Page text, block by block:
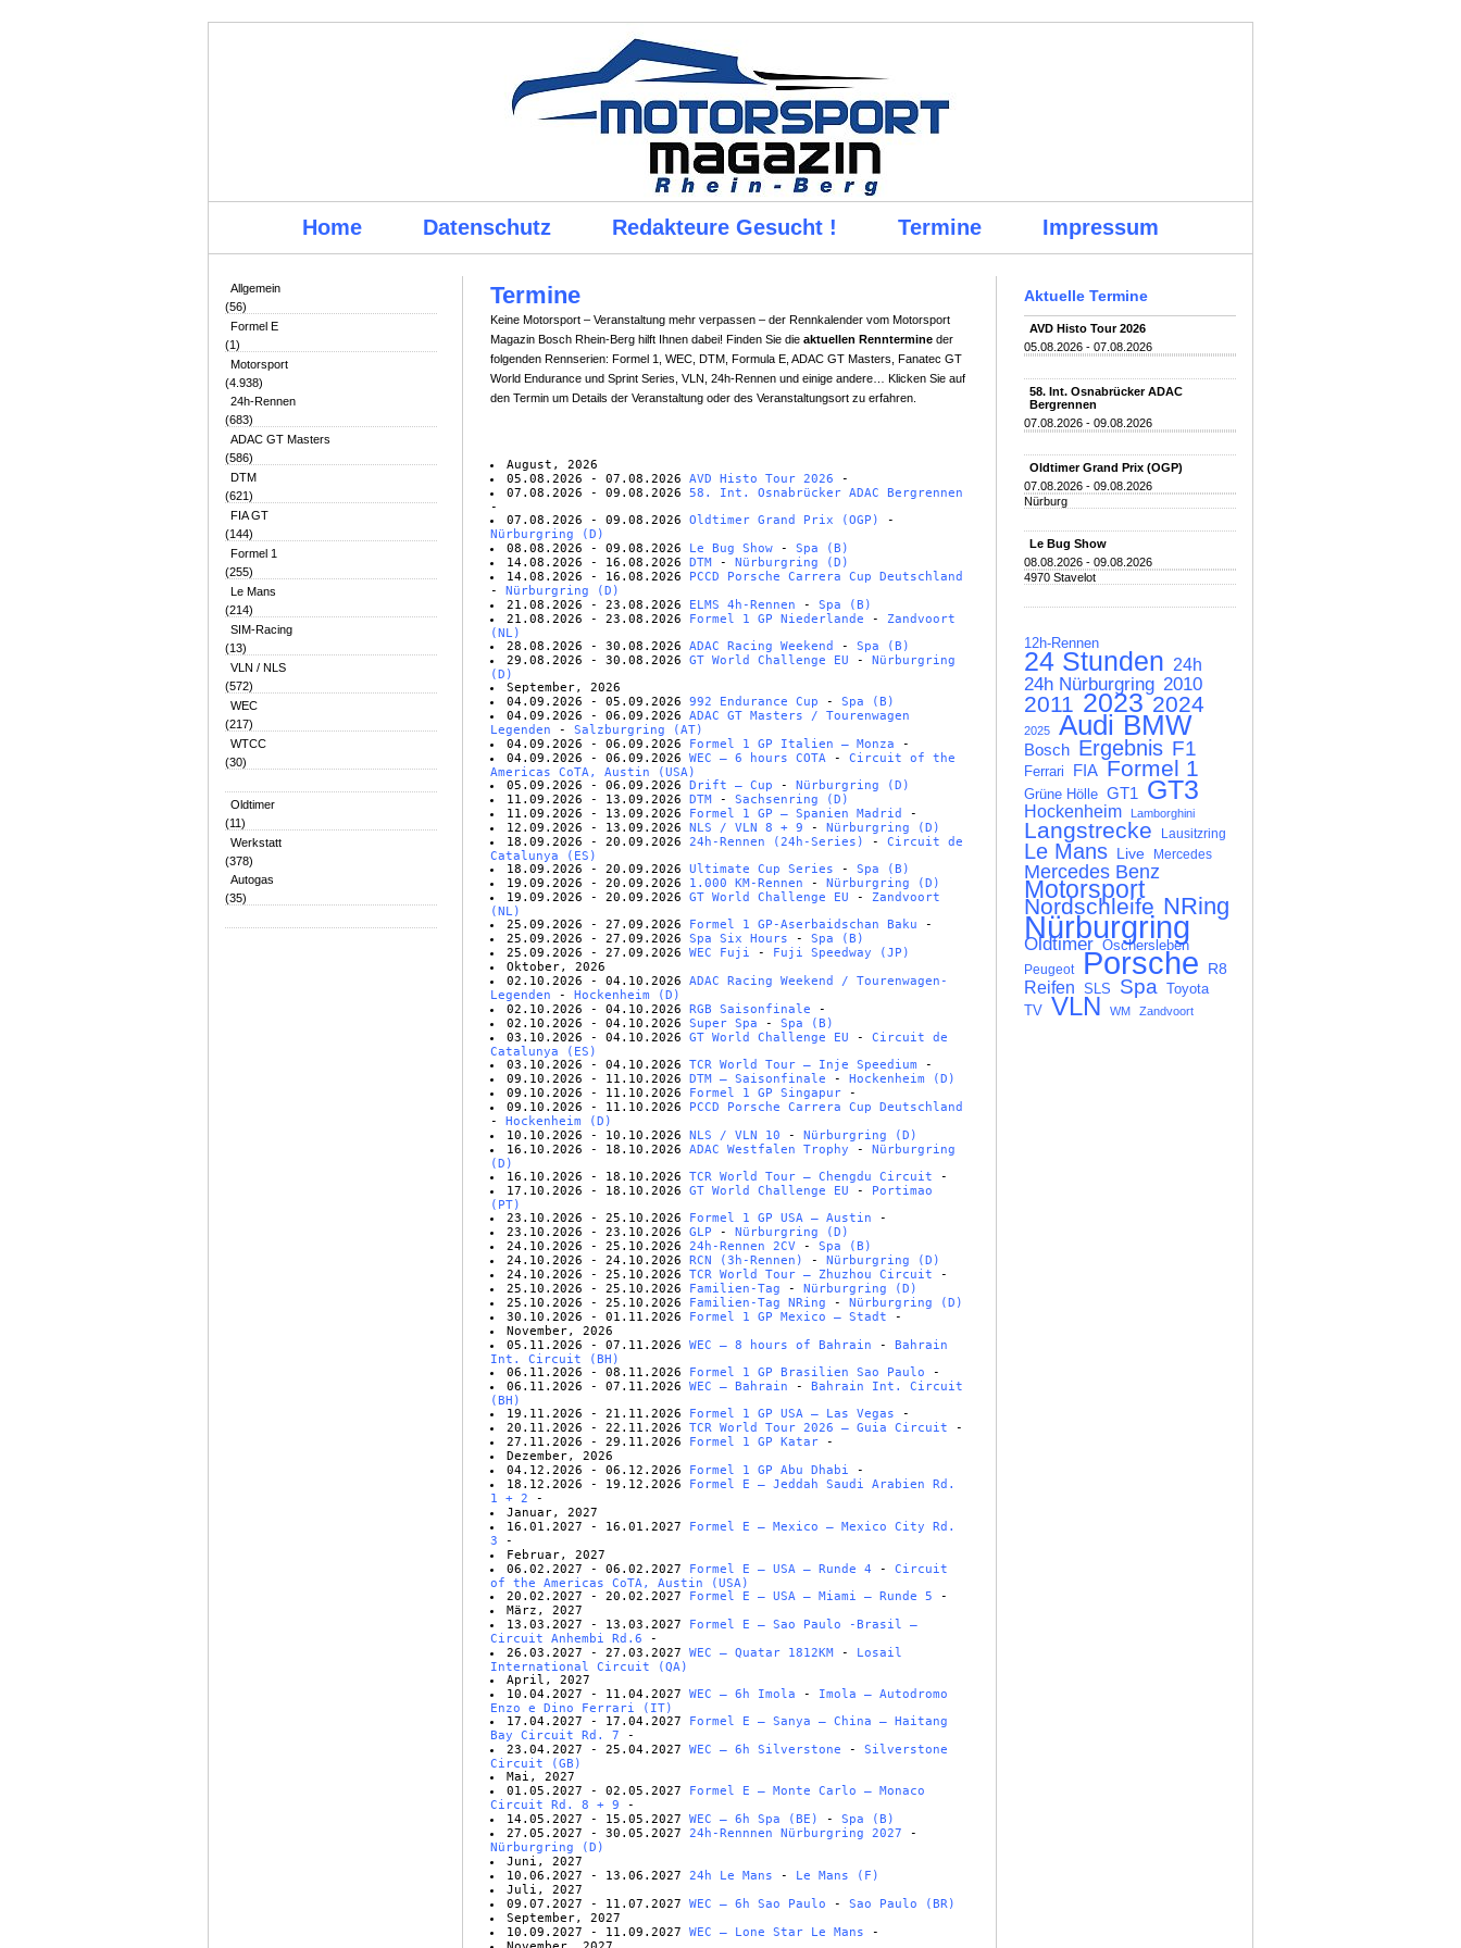
Home Datenschutz Redakteure Gesucht ! Termine Impressum
Allgemein
(56)
Formel E
(1)
Motorsport
(4.938)
24h-Rennen
(683)
ADAC GT Masters
(586)
DTM
(621)
FIA GT
(144)
Formel 1
(255)
Le Mans
(214)
SIM-Racing
(13)
VLN / NLS
(572)
WEC
(217)
WTCC
(30)
Oldtimer
(11)
Werkstatt
(378)
Autogas
(35)
Aktuelle Termine
AVD Histo Tour 2026
05.08.2026 - 07.08.2026
58. Int. Osnabrücker ADAC
Bergrennen
07.08.2026 - 09.08.2026
Oldtimer Grand Prix (OGP)
07.08.2026 - 09.08.2026
Nürburg
Le Bug Show
08.08.2026 - 09.08.2026
4970 Stavelot
12h-Rennen
24 Stunden 24h
24h Nürburgring 2010
2011 2023 2024
2025 Audi BMW
Bosch Ergebnis F1
Ferrari FIA Formel 1
Grüne Hölle GT1 GT3
Hockenheim Lamborghini
Langstrecke Lausitzring
Le Mans Live Mercedes
Mercedes Benz
Motorsport
Nordschleife NRing
Nürburgring
Oldtimer Oschersleben
Peugeot Porsche R8
Reifen SLS Spa Toyota
TV VLN WM Zandvoort
Termine
Keine Motorsport – Veranstaltung mehr verpassen – der Rennkalender vom Motorsport
Magazin Bosch Rhein-Berg hilft Ihnen dabei! Finden Sie die aktuellen Renntermine der
folgenden Rennserien: Formel 1, WEC, DTM, Formula E, ADAC GT Masters, Fanatec GT
World Endurance und Sprint Series, VLN, 24h-Rennen und einige andere… Klicken Sie auf
den Termin um Details der Veranstaltung oder des Veranstaltungsort zu erfahren.
August, 2026
05.08.2026 - 07.08.2026 AVD Histo Tour 2026 -
07.08.2026 - 09.08.2026 58. Int. Osnabrücker ADAC Bergrennen
-
07.08.2026 - 09.08.2026 Oldtimer Grand Prix (OGP)
-
Nürburgring (D)
08.08.2026 - 09.08.2026 Le Bug Show - Spa (B)
14.08.2026 - 16.08.2026 DTM - Nürburgring (D)
14.08.2026 - 16.08.2026 PCCD Porsche Carrera Cup Deutschland
- Nürburgring (D)
21.08.2026 - 23.08.2026 ELMS 4h-Rennen - Spa (B)
21.08.2026 - 23.08.2026 Formel 1 GP Niederlande - Zandvoort
(NL)
28.08.2026 - 30.08.2026 ADAC Racing Weekend - Spa (B)
29.08.2026 - 30.08.2026 GT World Challenge EU - Nürburgring
(D)
September, 2026
04.09.2026 - 05.09.2026 992 Endurance Cup - Spa (B)
04.09.2026 - 06.09.2026 ADAC GT Masters / Tourenwagen
Legenden - Salzburgring (AT)
04.09.2026 - 06.09.2026 Formel 1 GP Italien – Monza -
04.09.2026 - 06.09.2026 WEC – 6 hours COTA - Circuit of the
Americas CoTA, Austin (USA)
05.09.2026 - 06.09.2026 Drift – Cup - Nürburgring (D)
11.09.2026 - 13.09.2026 DTM - Sachsenring (D)
11.09.2026 - 13.09.2026 Formel 1 GP – Spanien Madrid
-
12.09.2026 - 13.09.2026 NLS / VLN 8 + 9 - Nürburgring (D)
18.09.2026 - 20.09.2026 24h-Rennen (24h-Series) - Circuit de
Catalunya (ES)
18.09.2026 - 20.09.2026 Ultimate Cup Series - Spa (B)
19.09.2026 - 20.09.2026 1.000 KM-Rennen - Nürburgring (D)
19.09.2026 - 20.09.2026 GT World Challenge EU - Zandvoort
(NL)
25.09.2026 - 27.09.2026 Formel 1 GP-Aserbaidschan Baku -
25.09.2026 - 27.09.2026 Spa Six Hours - Spa (B)
25.09.2026 - 27.09.2026 WEC Fuji - Fuji Speedway (JP)
Oktober, 2026
02.10.2026 - 04.10.2026 ADAC Racing Weekend / Tourenwagen-
Legenden - Hockenheim (D)
02.10.2026 - 04.10.2026 RGB Saisonfinale -
02.10.2026 - 04.10.2026 Super Spa - Spa (B)
03.10.2026 - 04.10.2026 GT World Challenge EU - Circuit de
Catalunya (ES)
03.10.2026 - 04.10.2026 TCR World Tour – Inje Speedium -
09.10.2026 - 11.10.2026 DTM – Saisonfinale - Hockenheim (D)
09.10.2026 - 11.10.2026 Formel 1 GP Singapur -
09.10.2026 - 11.10.2026 PCCD Porsche Carrera Cup Deutschland
- Hockenheim (D)
10.10.2026 - 10.10.2026 NLS / VLN 10 - Nürburgring (D)
16.10.2026 - 18.10.2026 ADAC Westfalen Trophy - Nürburgring
(D)
16.10.2026 - 18.10.2026 TCR World Tour – Chengdu Circuit -
17.10.2026 - 18.10.2026 GT World Challenge EU - Portimao
(PT)
23.10.2026 - 25.10.2026 Formel 1 GP USA – Austin -
23.10.2026 - 23.10.2026 GLP - Nürburgring (D)
24.10.2026 - 25.10.2026 24h-Rennen 2CV - Spa (B)
24.10.2026 - 24.10.2026 RCN (3h-Rennen) - Nürburgring (D)
24.10.2026 - 25.10.2026 TCR World Tour – Zhuzhou Circuit -
25.10.2026 - 25.10.2026 Familien-Tag - Nürburgring (D)
25.10.2026 - 25.10.2026 Familien-Tag NRing - Nürburgring (D)
30.10.2026 - 01.11.2026 Formel 1 GP Mexico – Stadt -
November, 2026
05.11.2026 - 07.11.2026 WEC – 8 hours of Bahrain - Bahrain
Int. Circuit (BH)
06.11.2026 - 08.11.2026 Formel 1 GP Brasilien Sao Paulo -
06.11.2026 - 07.11.2026 WEC – Bahrain - Bahrain Int. Circuit
(BH)
19.11.2026 - 21.11.2026 Formel 1 GP USA – Las Vegas -
20.11.2026 - 22.11.2026 TCR World Tour 2026 – Guia Circuit -
27.11.2026 - 29.11.2026 Formel 1 GP Katar -
Dezember, 2026
04.12.2026 - 06.12.2026 Formel 1 GP Abu Dhabi -
18.12.2026 - 19.12.2026 Formel E – Jeddah Saudi Arabien Rd.
1 + 2
-
Januar, 2027
16.01.2027 - 16.01.2027 Formel E – Mexico – Mexico City Rd.
3
-
Februar, 2027
06.02.2027 - 06.02.2027 Formel E – USA – Runde 4 - Circuit
of the Americas CoTA, Austin (USA)
20.02.2027 - 20.02.2027 Formel E – USA – Miami – Runde 5 -
März, 2027
13.03.2027 - 13.03.2027 Formel E – Sao Paulo -Brasil –
Circuit Anhembi Rd.6
-
26.03.2027 - 27.03.2027 WEC – Quatar 1812KM - Losail
International Circuit (QA)
April, 2027
10.04.2027 - 11.04.2027 WEC – 6h Imola - Imola – Autodromo
Enzo e Dino Ferrari (IT)
17.04.2027 - 17.04.2027 Formel E – Sanya – China – Haitang
Bay Circuit Rd. 7
-
23.04.2027 - 25.04.2027 WEC – 6h Silverstone - Silverstone
Circuit (GB)
Mai, 2027
01.05.2027 - 02.05.2027 Formel E – Monte Carlo – Monaco
Circuit Rd. 8 + 9
-
14.05.2027 - 15.05.2027 WEC – 6h Spa (BE) - Spa (B)
27.05.2027 - 30.05.2027 24h-Rennnen Nürburgring 2027 -
Nürburgring (D)
Juni, 2027
10.06.2027 - 13.06.2027 24h Le Mans - Le Mans (F)
Juli, 2027
09.07.2027 - 11.07.2027 WEC – 6h Sao Paulo - Sao Paulo (BR)
September, 2027
10.09.2027 - 11.09.2027 WEC – Lone Star Le Mans -